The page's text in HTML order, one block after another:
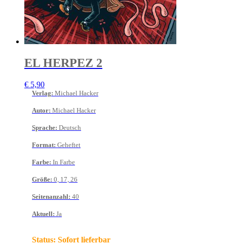
EL HERPEZ 2
€ 5,90
Verlag: Michael Hacker
Autor: Michael Hacker
Sprache: Deutsch
Format: Geheftet
Farbe: In Farbe
Größe: 0, 17, 26
Seitenanzahl: 40
Aktuell: Ja
Status: Sofort lieferbar